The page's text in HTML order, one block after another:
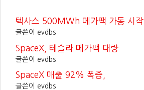
텍사스 500MWh 메가팩 가동 시작
글쓴이 evdbs
SpaceX, 테슬라 메가팩 대량
글쓴이 evdbs
SpaceX 매출 92% 폭증,
글쓴이 evdbs